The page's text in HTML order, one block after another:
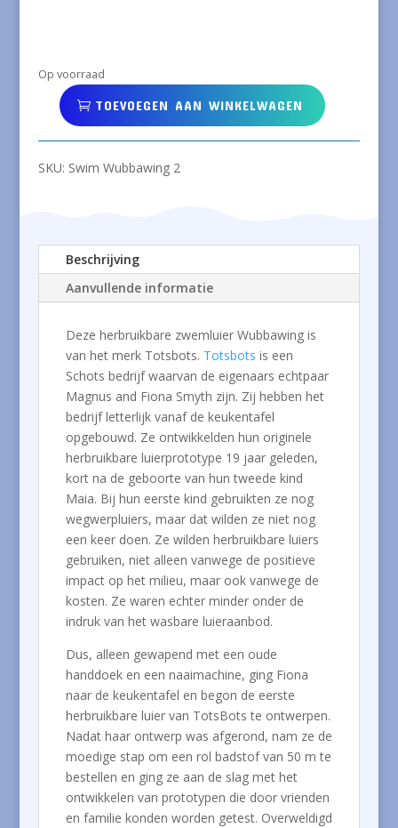
Op voorraad
TOTSBOTS
maat
TOEVOEGEN AAN WINKELWAGEN
SKU: Swim Wubbawing 2
Beschrijving
Aanvullende informatie
Deze herbruikbare zwemluier Wubbawing is
van het merk Totsbots. Totsbots is een
Schots bedrijf waarvan de eigenaars echtpaar
Magnus and Fiona Smyth zijn. Zij hebben het
bedrijf letterlijk vanaf de keukentafel
opgebouwd. Ze ontwikkelden hun originele
herbruikbare luierprototype 19 jaar geleden,
kort na de geboorte van hun tweede kind
Maia. Bij hun eerste kind gebruikten ze nog
wegwerpluiers, maar dat wilden ze niet nog
een keer doen. Ze wilden herbruikbare luiers
gebruiken, niet alleen vanwege de positieve
impact op het milieu, maar ook vanwege de
kosten. Ze waren echter minder onder de
indruk van het wasbare luieraanbod.
Dus, alleen gewapend met een oude
handdoek en een naaimachine, ging Fiona
naar de keukentafel en begon de eerste
herbruikbare luier van TotsBots te ontwerpen.
Nadat haar ontwerp was afgerond, nam ze de
moedige stap om een rol badstof van 50 m te
bestellen en ging ze aan de slag met het
ontwikkelen van prototypen die door vrienden
en familie konden worden getest. Overweldigd